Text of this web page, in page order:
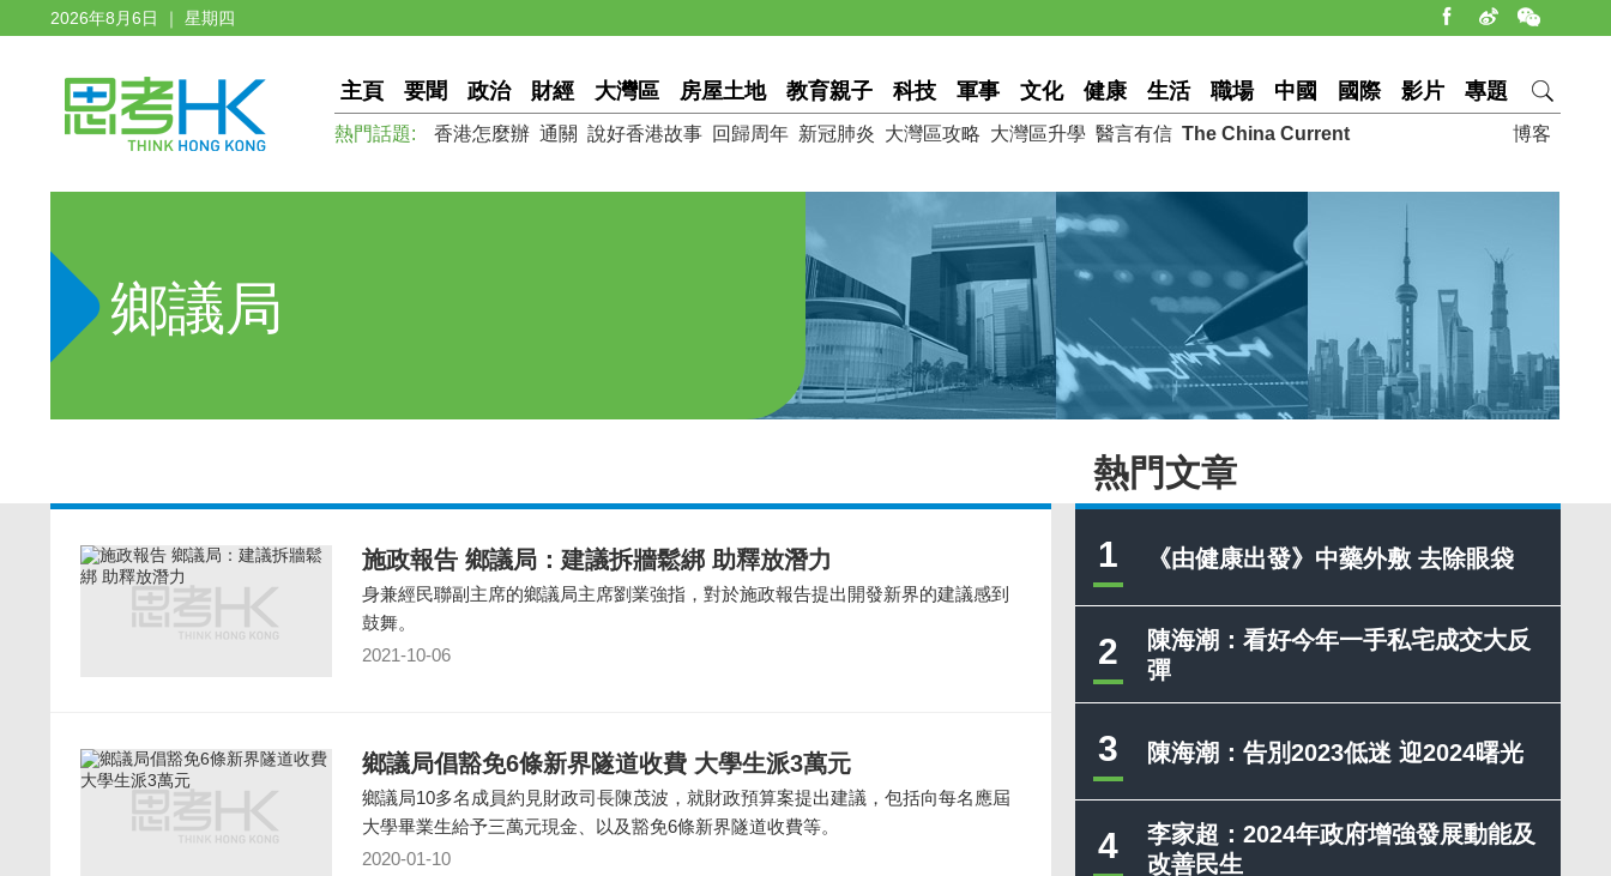
2026年8月6日 ｜ 星期四
主頁 要聞 政治 財經 大灣區 房屋土地 教育親子 科技 軍事 文化 健康 生活 職場 中國 國際 影片 專題
博客
熱門話題: 香港怎麼辦 通關 說好香港故事 回歸周年 新冠肺炎 大灣區攻略 大灣區升學 醫言有信 The China Current
鄉議局
熱門文章
1 《由健康出發》中藥外敷 去除眼袋
2
陳海潮：看好今年一手私宅成交大反
彈
3 陳海潮：告別2023低迷 迎2024曙光
4
李家超：2024年政府增強發展動能及
改善民生
施政報告 鄉議局：建議拆牆鬆綁 助釋放潛力
身兼經民聯副主席的鄉議局主席劉業強指，對於施政報告提出開發新界的建議感到
鼓舞。
2021-10-06
鄉議局倡豁免6條新界隧道收費 大學生派3萬元
鄉議局10多名成員約見財政司長陳茂波，就財政預算案提出建議，包括向每名應屆
大學畢業生給予三萬元現金、以及豁免6條新界隧道收費等。
2020-01-10